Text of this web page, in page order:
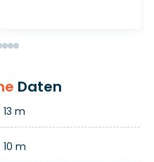
Daten
13 m
10 m